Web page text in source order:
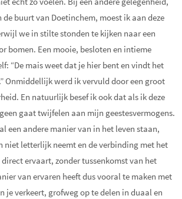
buurt van Doetinchem, moest ik aan deze
we in stilte stonden te kijken naar een
bomen. Een mooie, besloten en intieme
“De mais weet dat je hier bent en vindt het
Onmiddellijk werd ik vervuld door een groot
En natuurlijk besef ik ook dat als ik deze
gaat twijfelen aan mijn geestesvermogens.
een andere manier van in het leven staan,
niet letterlijk neemt en de verbinding met het
ervaart, zonder tussenkomst van het
van ervaren heeft dus vooral te maken met
je verkeert, grofweg op te delen in duaal en